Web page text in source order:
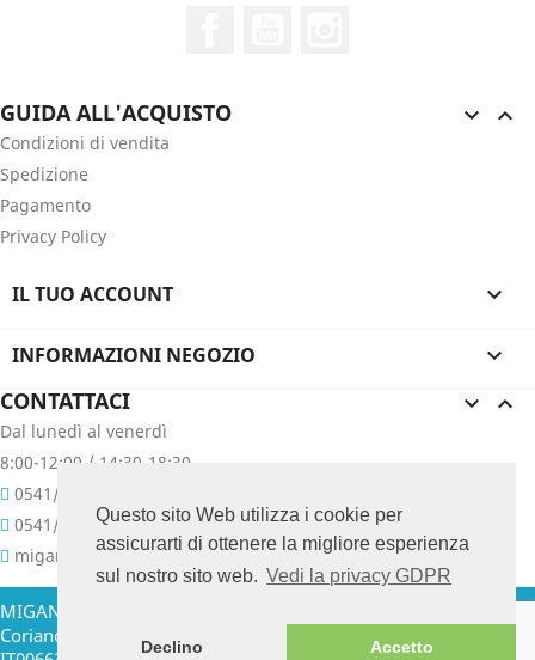
Questo sito Web utilizza i cookie per
assicurarti di ottenere la migliore esperienza
sul nostro sito web. Vedi la privacy GDPR
Declino Accetto
GUIDA ALL'ACQUISTO  
Condizioni di vendita
Spedizione
Pagamento
Privacy Policy
IL TUO ACCOUNT 
INFORMAZIONI NEGOZIO

CONTATTACI
 
Dal lunedì al venerdì
8:00-12:00 / 14:30-18:30
0541/657400
0541/657076
migani@migani.com
MIGANI GIUSEPPE & C. SNC - Via Colombarina, 47 - 47853
Coriano (RN) Italia Tel. +39.0541.657400 - 657076 P. IVA